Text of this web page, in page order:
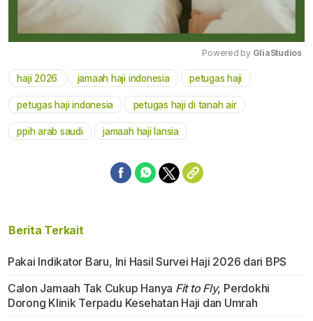
Powered by GliaStudios
haji 2026 jamaah haji indonesia petugas haji
petugas haji indonesia petugas haji di tanah air
ppih arab saudi jamaah haji lansia
Berita Terkait
Pakai Indikator Baru, Ini Hasil Survei Haji 2026 dari BPS
Calon Jamaah Tak Cukup Hanya Fit to Fly, Perdokhi
Dorong Klinik Terpadu Kesehatan Haji dan Umrah